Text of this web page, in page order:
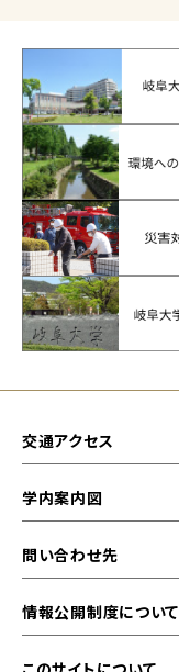
交通アクセス
学内案内図
問い合わせ先
情報公開制度について